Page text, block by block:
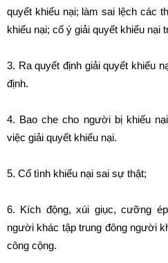
quyết khiếu nại; làm sai lệch các
khiếu nại; cố ý giải quyết khiếu nại
3. Ra quyết định giải quyết khiếu
định.
4. Bao che cho người bị khiếu
việc giải quyết khiếu nại.
5. Cố tình khiếu nại sai sự thật;
6. Kích động, xúi giục, cưỡng
người khác tập trung đông người
công cộng.